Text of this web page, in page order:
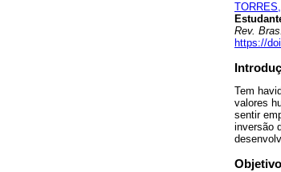
Rev.
https://
Tem
valores
sentir
inversão
Objetivo